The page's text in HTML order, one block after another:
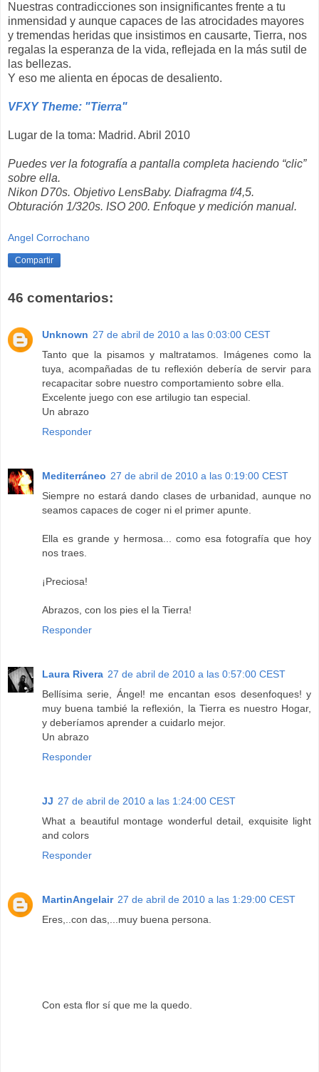
Nuestras contradicciones son insignificantes frente a tu
inmensidad y aunque capaces de las atrocidades mayores
y tremendas heridas que insistimos en causarte, Tierra, nos
regalas la esperanza de la vida, reflejada en la más sutil de
las bellezas.
Y eso me alienta en épocas de desaliento.
VFXY Theme: "Tierra"
Lugar de la toma: Madrid. Abril 2010
Puedes ver la fotografía a pantalla completa haciendo “clic”
sobre ella.
Nikon D70s. Objetivo LensBaby. Diafragma f/4,5.
Obturación 1/320s. ISO 200. Enfoque y medición manual.
Angel Corrochano
Compartir
46 comentarios:
Unknown 27 de abril de 2010 a las 0:03:00 CEST
Tanto que la pisamos y maltratamos. Imágenes como la
tuya, acompañadas de tu reflexión debería de servir para
recapacitar sobre nuestro comportamiento sobre ella.
Excelente juego con ese artilugio tan especial.
Un abrazo
Responder
Mediterráneo 27 de abril de 2010 a las 0:19:00 CEST
Siempre no estará dando clases de urbanidad, aunque no
seamos capaces de coger ni el primer apunte.
Ella es grande y hermosa... como esa fotografía que hoy
nos traes.
¡Preciosa!
Abrazos, con los pies el la Tierra!
Responder
Laura Rivera 27 de abril de 2010 a las 0:57:00 CEST
Bellísima serie, Ángel! me encantan esos desenfoques! y
muy buena tambié la reflexión, la Tierra es nuestro Hogar,
y deberíamos aprender a cuidarlo mejor.
Un abrazo
Responder
JJ 27 de abril de 2010 a las 1:24:00 CEST
What a beautiful montage wonderful detail, exquisite light
and colors
Responder
MartinAngelair 27 de abril de 2010 a las 1:29:00 CEST
Eres,..con das,...muy buena persona.
Con esta flor sí que me la quedo.